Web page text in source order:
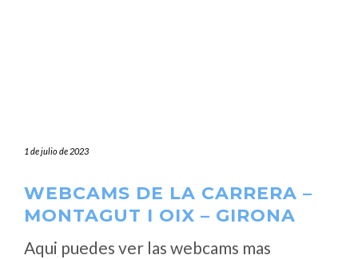
1 de julio de 2023
WEBCAMS DE LA CARRERA –
MONTAGUT I OIX – GIRONA
Aqui puedes ver las webcams mas